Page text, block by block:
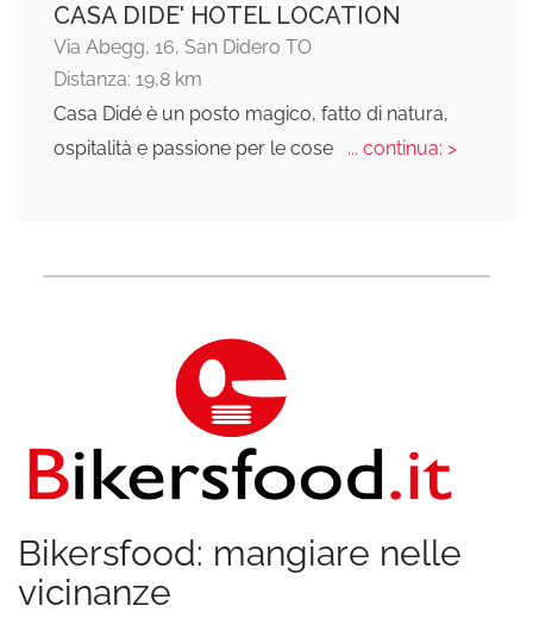
CASA DIDE' HOTEL LOCATION
Via Abegg, 16, San Didero TO
Distanza: 19,8 km
Casa Didé è un posto magico, fatto di natura,
ospitalità e passione per le cose
... continua: >
Bikersfood: mangiare nelle
vicinanze